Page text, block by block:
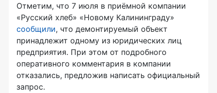
Отметим, что 7 июля в приёмной компании
«Русский хлеб» «Новому Калининграду»
сообщили, что демонтируемый объект
принадлежит одному из юридических лиц
предприятия. При этом от подробного
оперативного комментария в компании
отказались, предложив написать официальный
запрос.